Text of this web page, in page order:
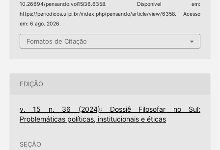
10.26694/pensando.vol15i36.6358. Disponível em:
https://periodicos.ufpi.br/index.php/pensando/article/view/6358. Acesso
em: 6 ago. 2026.
Fomatos de Citação
EDIÇÃO
v. 15 n. 36 (2024): Dossiê Filosofar no Sul:
Problemáticas políticas, institucionais e éticas
SEÇÃO